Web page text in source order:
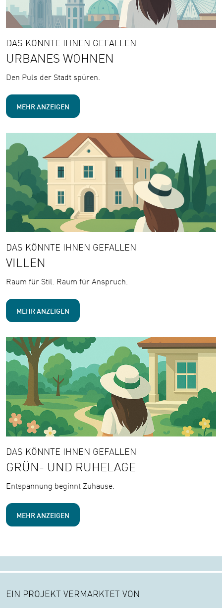
DAS KÖNNTE IHNEN GEFALLEN
URBANES WOHNEN
Den Puls der Stadt spüren.
MEHR ANZEIGEN
DAS KÖNNTE IHNEN GEFALLEN
VILLEN
Raum für Stil. Raum für Anspruch.
MEHR ANZEIGEN
DAS KÖNNTE IHNEN GEFALLEN
GRÜN- UND RUHELAGE
Entspannung beginnt Zuhause.
MEHR ANZEIGEN
EIN PROJEKT VERMARKTET VON